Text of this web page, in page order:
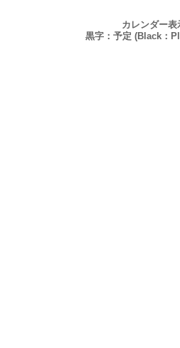
カレンダー
黒字：予定 (Black：